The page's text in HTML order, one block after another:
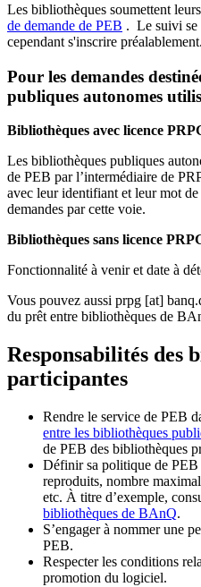
Les bibliothèques soumettent
de demande de PEB . Le suivi
cependant s'inscrire préalablement.
Pour les demandes
publiques autonomes
Bibliothèques avec licence
Les bibliothèques publiques
de PEB par l’intermédiaire de
avec leur identifiant et leur mot
demandes par cette voie.
Bibliothèques sans licence
Fonctionnalité à venir et date à
Vous pouvez aussi prpg [at]
du prêt entre bibliothèques de
Responsabilités des
participantes
Rendre le service de PEB
entre les bibliothèques
de PEB des bibliothèques
Définir sa politique de PEB
reproduits, nombre
etc. À titre d’exemple,
bibliothèques de BAnQ.
S’engager à nommer une
PEB.
Respecter les conditions
promotion du logiciel.